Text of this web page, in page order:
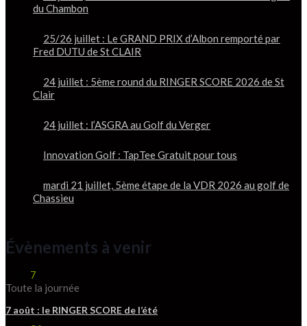
du Chambon
25/26 juillet : Le GRAND PRIX d’Albon remporté par
Fred DUTU de St CLAIR
24 juillet : 5ème round du RINGER SCORE 2026 de St
Clair
24 juillet : l’ASGRA au Golf du Verger
Innovation Golf : TapTee Gratuit pour tous
mardi 21 juillet, 5ème étape de la VDR 2026 au golf de
Chassieu
Évènements à venir
7
Toute la journée
7 août : le RINGER SCORE de l’été